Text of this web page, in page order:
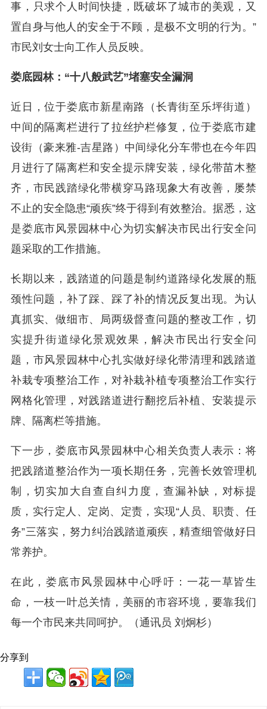
事，只求个人时间快捷，既破坏了城市的美观，又
置自身与他人的安全于不顾，是极不文明的行为。”
市民刘女士向工作人员反映。
娄底园林：“十八般武艺”堵塞安全漏洞
近日，位于娄底市新星南路（长青街至乐坪街道）
中间的隔离栏进行了拉丝护栏修复，位于娄底市建
设街（豪来雅-吉星路）中间绿化分车带也在今年四
月进行了隔离栏和安全提示牌安装，绿化带苗木整
齐，市民践踏绿化带横穿马路现象大有改善，屡禁
不止的安全隐患“顽疾”终于得到有效整治。据悉，这
是娄底市风景园林中心为切实解决市民出行安全问
题采取的工作措施。
长期以来，践踏道的问题是制约道路绿化发展的瓶
颈性问题，补了踩、踩了补的情况反复出现。为认
真抓实、做细市、局两级督查问题的整改工作，切
实提升街道绿化景观效果，解决市民出行安全问
题，市风景园林中心扎实做好绿化带清理和践踏道
补栽专项整治工作，对补栽补植专项整治工作实行
网格化管理，对践踏道进行翻挖后补植、安装提示
牌、隔离栏等措施。
下一步，娄底市风景园林中心相关负责人表示：将
把践踏道整治作为一项长期任务，完善长效管理机
制，切实加大自查自纠力度，查漏补缺，对标提
质，实行定人、定岗、定责，实现“人员、职责、任
务”三落实，努力纠治践踏道顽疾，精查细管做好日
常养护。
在此，娄底市风景园林中心呼吁：一花一草皆生
命，一枝一叶总关情，美丽的市容环境，要靠我们
每一个市民来共同呵护。（通讯员 刘炯杉）
分享到